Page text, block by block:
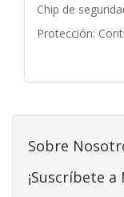
Chip de
Protección:
Sobre
¡Suscríbete